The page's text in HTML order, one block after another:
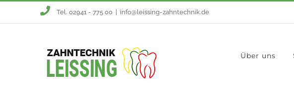
Inhalt
Tel. 02941 - 775 00 info@leissing-zahntechnik.de
Über uns